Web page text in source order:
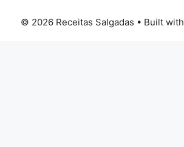
© 2026 Receitas Salgadas • Built with